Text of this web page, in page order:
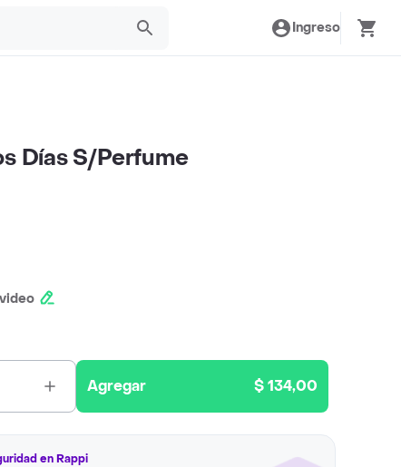
Ingreso
Días S/Perfume
Agregar $ 134,00
en Rappi